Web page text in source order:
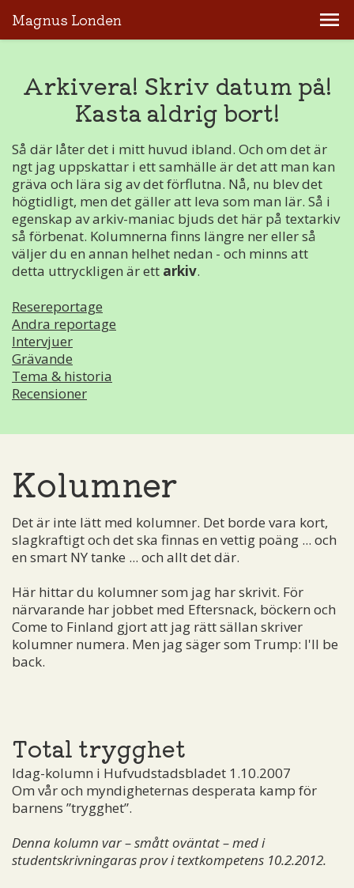
Magnus Londen
Arkivera! Skriv datum på!
Kasta aldrig bort!
Så där låter det i mitt huvud ibland. Och om det är
ngt jag uppskattar i ett samhälle är det att man kan
gräva och lära sig av det förflutna. Nå, nu blev det
högtidligt, men det gäller att leva som man lär. Så i
egenskap av arkiv-maniac bjuds det här på textarkiv
så förbenat. Kolumnerna finns längre ner eller så
väljer du en annan helhet nedan - och minns att
detta uttryckligen är ett arkiv.
Resereportage
Andra reportage
Intervjuer
Grävande
Tema & historia
Recensioner
Kolumner
Det är inte lätt med kolumner. Det borde vara kort,
slagkraftigt och det ska finnas en vettig poäng ... och
en smart NY tanke ... och allt det där.
Här hittar du kolumner som jag har skrivit. För
närvarande har jobbet med Eftersnack, böckern och
Come to Finland gjort att jag rätt sällan skriver
kolumner numera. Men jag säger som Trump: I'll be
back.
Total trygghet
Idag-kolumn i Hufvudstadsbladet 1.10.2007
Om vår och myndigheternas desperata kamp för
barnens ”trygghet”.
Denna kolumn var – smått oväntat – med i
studentskrivningaras prov i textkompetens 10.2.2012.